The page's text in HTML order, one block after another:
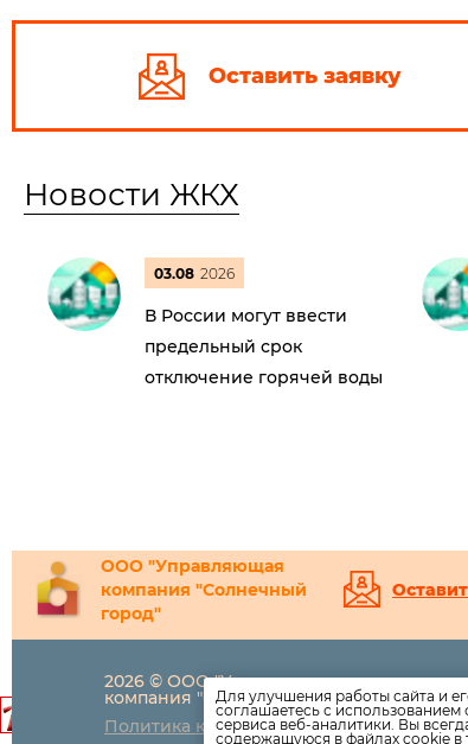
Оставить заявку
Новости ЖКХ
03.08 2026
В России могут ввести
предельный срок
отключение горячей воды
ООО "Управляющая
компания "Солнечный
город"
2026 © ООО "Управляющая
компания "Солнечный город"
Политика конфиденциальности
Для улучшения работы сайта и
соглашаетесь с
сервиса веб-аналитики. Вы
содержащуюся в файлах cookie в